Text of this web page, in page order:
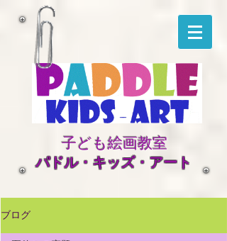
子ども絵画教室
​パドル・キッズ・アート
ブログ